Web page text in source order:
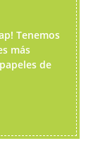
Tenemos
más
de